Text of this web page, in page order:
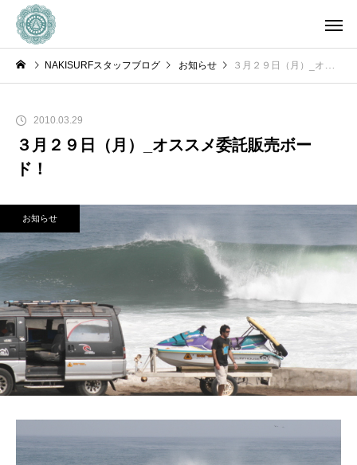
NAKISURFスタッフブログ お知らせ ３月２９日（月）_オススメ委託販売ボード！
2010.03.29
３月２９日（月）_オススメ委託販売ボー
ド！
お知らせ